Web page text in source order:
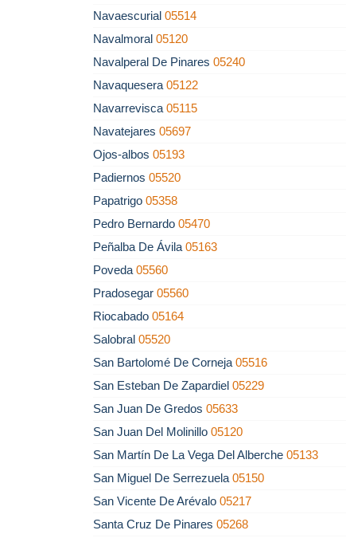
Navaescurial 05514
Navalmoral 05120
Navalperal De Pinares 05240
Navaquesera 05122
Navarrevisca 05115
Navatejares 05697
Ojos-albos 05193
Padiernos 05520
Papatrigo 05358
Pedro Bernardo 05470
Peñalba De Ávila 05163
Poveda 05560
Pradosegar 05560
Riocabado 05164
Salobral 05520
San Bartolomé De Corneja 05516
San Esteban De Zapardiel 05229
San Juan De Gredos 05633
San Juan Del Molinillo 05120
San Martín De La Vega Del Alberche 05133
San Miguel De Serrezuela 05150
San Vicente De Arévalo 05217
Santa Cruz De Pinares 05268